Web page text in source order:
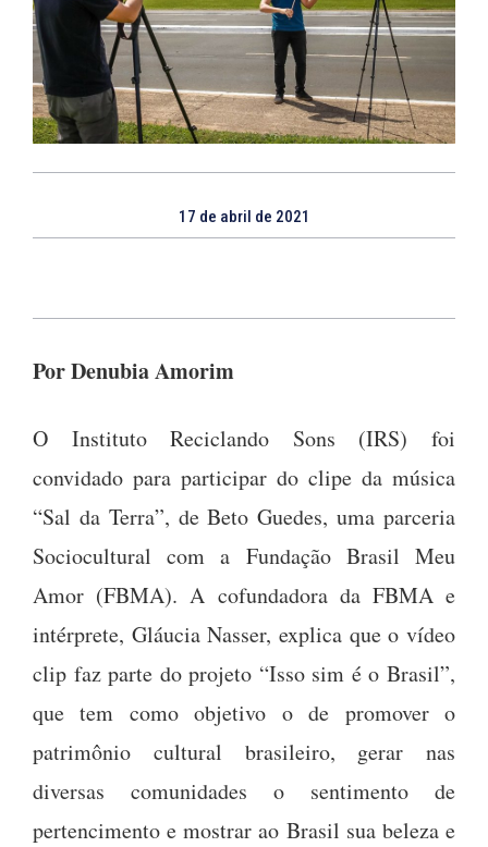
17 de abril de 2021
Por Denubia Amorim
O Instituto Reciclando Sons (IRS) foi
convidado para participar do clipe da música
“Sal da Terra”, de Beto Guedes, uma parceria
Sociocultural com a Fundação Brasil Meu
Amor (FBMA). A cofundadora da FBMA e
intérprete, Gláucia Nasser, explica que o vídeo
clip faz parte do projeto “Isso sim é o Brasil”,
que tem como objetivo o de promover o
patrimônio cultural brasileiro, gerar nas
diversas comunidades o sentimento de
pertencimento e mostrar ao Brasil sua beleza e